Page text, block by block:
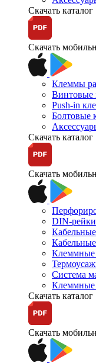
Скачать каталог
Скачать
Клеммы
Винтовые
Push-in
Болтовые
Скачать каталог
Скачать
DIN-рейки
Клеммные
Система
Клеммные
Скачать каталог
Скачать